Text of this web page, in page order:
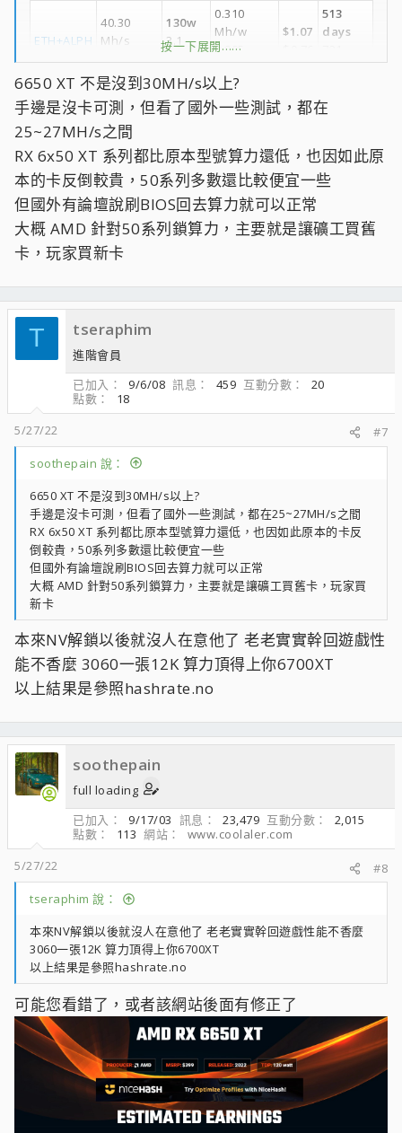
ETH+ALPH
40.30
Mh/s
0.63 Gh/s
130w
3.1
kwh
0.310
Mh/w
0.005
Gh/w
$1.07
513
days
days
ETH
40.11
Mh/s
73w
1.8
0.549
$0.86
days
days
不知道AMD啥操作 上個馬甲來噁心之前買顯卡的用戶(變相讓我
手上的舊卡跌價)
按一下展開……
6650 XT 不是沒到30MH/s以上?
手邊是沒卡可測，但看了國外一些測試，都在
25~27MH/s之間
RX 6x50 XT 系列都比原本型號算力還低，也因如此原
本的卡反倒較貴，50系列多數還比較便宜一些
但國外有論壇說刷BIOS回去算力就可以正常
大概 AMD 針對50系列鎖算力，主要就是讓礦工買舊
卡，玩家買新卡
T tseraphim
進階會員
已加入
9/6/08 訊息 459 互動分數
20
點數
18
5/27/22
#7
soothepain 說：
6650 XT 不是沒到30MH/s以上?
手邊是沒卡可測，但看了國外一些測試，都在25~27MH/s之間
RX 6x50 XT 系列都比原本型號算力還低，也因如此原本的卡反
倒較貴，50系列多數還比較便宜一些
但國外有論壇說刷BIOS回去算力就可以正常
大概 AMD 針對50系列鎖算力，主要就是讓礦工買舊卡，玩家買
新卡
本來NV解鎖以後就沒人在意他了 老老實實幹回遊戲性
能不香麼 3060一張12K 算力頂得上你6700XT
以上結果是參照hashrate.no
soothepain
full loading
已加入
9/17/03 訊息 23,479 互動分數
2,015
點數
113 網站
www.coolaler.com
5/27/22
#8
tseraphim 說：
本來NV解鎖以後就沒人在意他了 老老實實幹回遊戲性能不香麼
3060一張12K 算力頂得上你6700XT
以上結果是參照hashrate.no
可能您看錯了，或者該網站後面有修正了